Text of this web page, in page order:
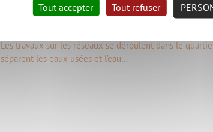
Travaux sur les canalisations au fief
Les travaux sur les réseaux se déroulent dans le
séparent les eaux usées et l’eau…
Tout accepter Tout refuser